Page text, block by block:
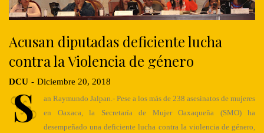
Acusan diputadas deficiente lucha
contra la Violencia de género
DCU - Diciembre 20, 2018
S
an Raymundo Jalpan.- Pese a los más de 238 asesinatos de mujeres
en Oaxaca, la Secretaría de Mujer Oaxaqueña (SMO) ha
desempeñado una deficiente lucha contra la violencia de género,